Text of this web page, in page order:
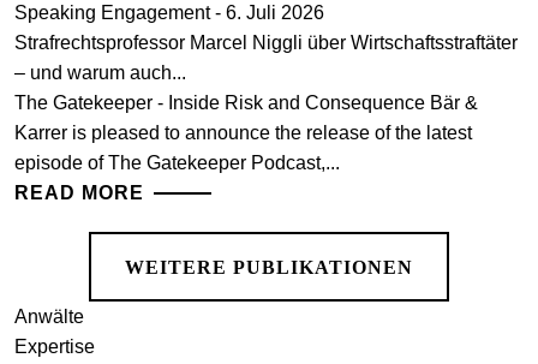
Speaking Engagement - 6. Juli 2026
Strafrechtsprofessor Marcel Niggli über Wirtschaftsstraftäter
– und warum auch...
The Gatekeeper - Inside Risk and Consequence Bär &
Karrer is pleased to announce the release of the latest
episode of The Gatekeeper Podcast,...
READ MORE
WEITERE PUBLIKATIONEN
Anwälte
Expertise